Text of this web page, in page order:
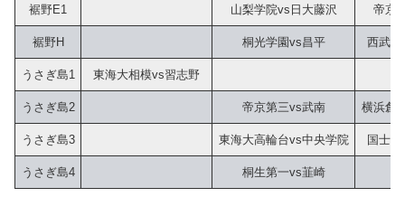
裾野E1 山梨学院vs日大藤沢 帝京
裾野H 桐光学園vs昌平 西武
うさぎ島1 東海大相模vs習志野
うさぎ島2 帝京第三vs武南 横浜創
うさぎ島3 東海大高輪台vs中央学院 国士
うさぎ島4 桐生第一vs韮崎